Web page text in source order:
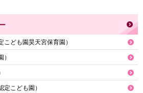
ども園昊天宮保育園）
こども園）